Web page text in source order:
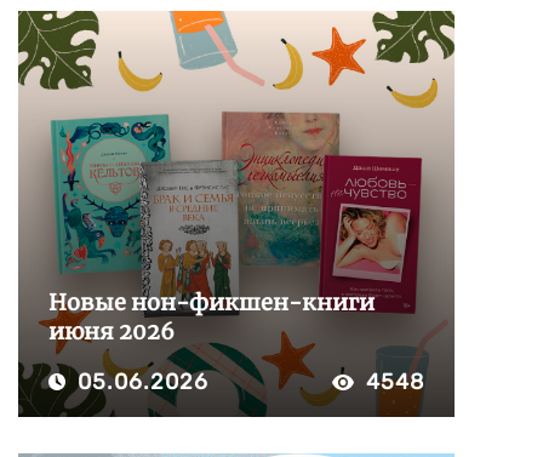
Новые нон-фикшен-книги
июня 2026
05.06.2026 4548